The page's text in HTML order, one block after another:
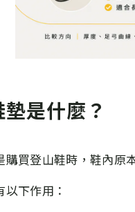
是什麼？
購買登山鞋時，鞋內原
下作用：